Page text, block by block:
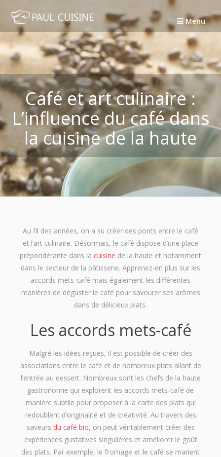
contenu
Menu
Café et art culinaire :
L’influence du café dans
la cuisine de la haute
Au fil des années, on a su créer des ponts entre le café
et l’art culinaire. Désormais, le café dispose d’une place
prépondérante dans la cuisine de la haute et notamment
dans le secteur de la pâtisserie. Apprenez-en plus sur les
accords mets-café mais également les différentes
manières de déguster le café pour savourer ses arômes
dans de délicieux plats.
Les accords mets-café
Malgré les idées reçues, il est possible de créer des
associations entre le café et de nombreux plats allant de
l’entrée au dessert. Nombreux sont les chefs de la haute
gastronomie qui explorent les accords mets-café de
manière subtile pour proposer à la carte des plats qui
redoublent d’originalité et de créativité. Au travers des
saveurs du café bio, on peut véritablement créer des
expériences gustatives singulières et améliorer le goût
des plats. Par exemple, le fromage et le café se marient